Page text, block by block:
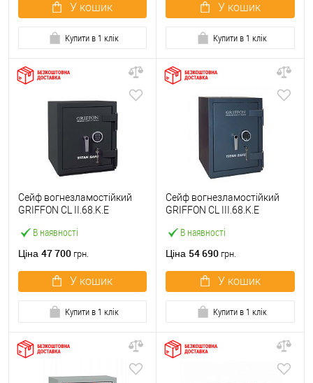
У кошик
Купити в 1 клік
У кошик
Купити в 1 клік
В наявності
Сейф вогнезламостійкий
GRIFFON CL II.68.K.E
Ціна 47 700 грн.
У кошик
Купити в 1 клік
В наявності
Сейф вогнезламостійкий
GRIFFON CL III.68.K.E
Ціна 54 690 грн.
У кошик
Купити в 1 клік